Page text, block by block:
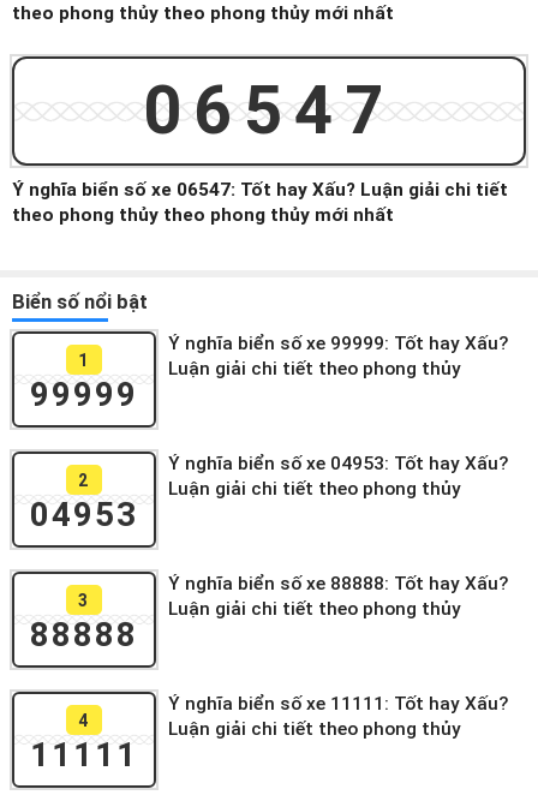
theo phong thủy theo phong thủy mới nhất
06547
Ý nghĩa biển số xe 06547: Tốt hay Xấu? Luận giải chi tiết
theo phong thủy theo phong thủy mới nhất
Biển số nổi bật
1
99999
Ý nghĩa biển số xe 99999: Tốt hay Xấu?
Luận giải chi tiết theo phong thủy
2
04953
Ý nghĩa biển số xe 04953: Tốt hay Xấu?
Luận giải chi tiết theo phong thủy
3
88888
Ý nghĩa biển số xe 88888: Tốt hay Xấu?
Luận giải chi tiết theo phong thủy
4
11111
Ý nghĩa biển số xe 11111: Tốt hay Xấu?
Luận giải chi tiết theo phong thủy